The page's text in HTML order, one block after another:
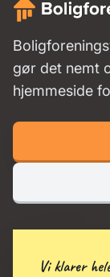
gør det nemt
hjemmeside
Vi klarer